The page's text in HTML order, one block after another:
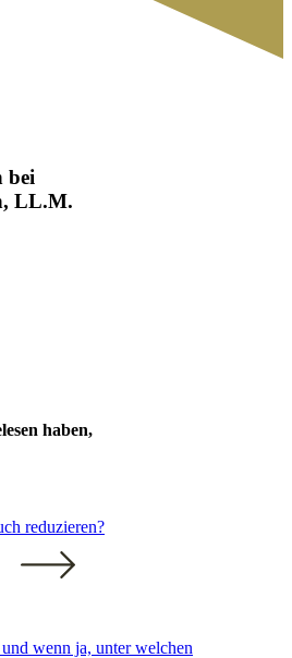
bei
LL.M.
haben,
reduzieren?
wenn ja, unter welchen